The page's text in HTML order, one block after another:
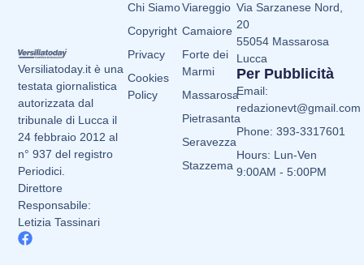
Versiliatoday.it è una
testata giornalistica
autorizzata dal
tribunale di Lucca il
24 febbraio 2012 al
n° 937 del registro
Periodici.
Direttore
Responsabile:
Letizia Tassinari
Viareggio
Camaiore
Forte dei
Marmi
Massarosa
Pietrasanta
Seravezza
Stazzema
Chi Siamo
Copyright
Privacy
Cookies
Policy
Via Sarzanese Nord,
20
55054 Massarosa
Lucca
Per Pubblicità
Email:
redazionevt@gmail.com
Phone: 393-3317601
Hours: Lun-Ven
9:00AM - 5:00PM